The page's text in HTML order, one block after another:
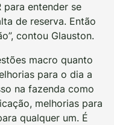
para entender se
de reserva. Então
contou Glauston.
macro quanto
para o dia a
na fazenda como
melhorias para
qualquer um. É